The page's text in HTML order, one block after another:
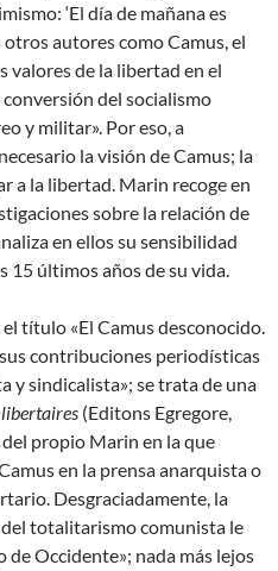
‘El día de mañana es
autores como Camus, el
valores de la libertad en el
del socialismo
y militar». Por eso, a
la visión de Camus; la
a la libertad. Marin recoge en
sobre la relación de
en ellos su sensibilidad
15 últimos años de su vida.
título «El Camus desconocido.
contribuciones periodísticas
y sindicalista»; se trata de una
libertaires (Editons Egregore,
propio Marin en la que
en la prensa anarquista o
Desgraciadamente, la
totalitarismo comunista le
de Occidente»; nada más lejos